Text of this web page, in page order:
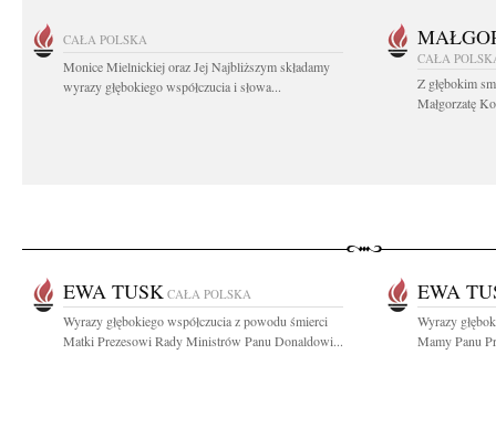
CAŁA POLSKA
Monice Mielnickiej oraz Jej Najbliższym składamy
wyrazy głębokiego współczucia i słowa...
CAŁA
Z głębokim
Małgorzatę
EWA TUSK CAŁA POLSKA
Wyrazy głębokiego współczucia z powodu śmierci
Matki Prezesowi Rady Ministrów Panu Donaldowi...
EWA
Wyrazy
Mamy Panu